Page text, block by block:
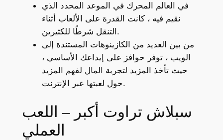
في العالم المحرك في الموعد المحدد الذي
نقيم فيه ، كانت القدرة على الألعاب أثناء
التنقل شرطًا للكثيرين.
من بين العديد من الكازينوهات المستندة إلى
الويب ، توفر حوافز على إيداعك الأساسي ،
حيث تأخذ المزيد لتجربة المال لفهم المزيد
حول لعبتها عبر الإنترنت.
سبلاش تراوت أكبر – اللعب
العملي